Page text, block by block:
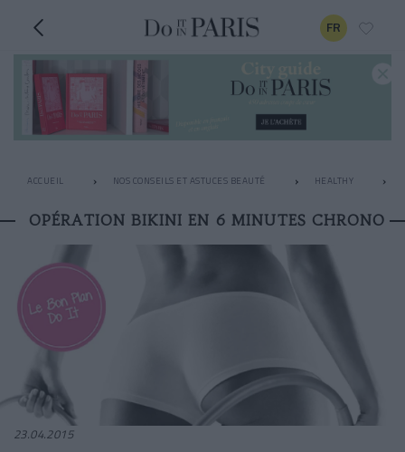
FR
ACCUEIL NOS CONSEILS ET ASTUCES BEAUTÉ HEALTHY
OPÉRATION BIKINI EN 6 MINUTES CHRONO
23.04.2015